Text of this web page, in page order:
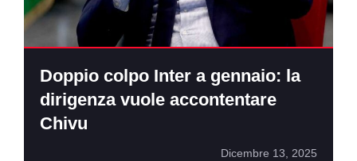
Doppio colpo Inter a gennaio: la
dirigenza vuole accontentare
Chivu
Dicembre 13, 2025